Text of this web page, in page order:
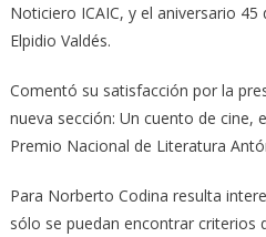
Noticiero ICAIC, y el aniversario
Elpidio Valdés.
Comentó su satisfacción por la
nueva sección: Un cuento de cine,
Premio Nacional de Literatura
Para Norberto Codina resulta
sólo se puedan encontrar criterios